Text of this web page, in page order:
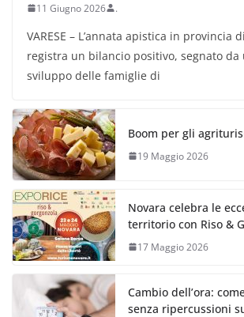
11 Giugno 2026 .
VARESE – L’annata apistica in provincia
registra un bilancio positivo, segnato da
sviluppo delle famiglie di
Boom per gli
19 Maggio 2026
Novara celebra le
territorio con Riso &
17 Maggio 2026
Cambio dell’ora:
senza ripercussioni